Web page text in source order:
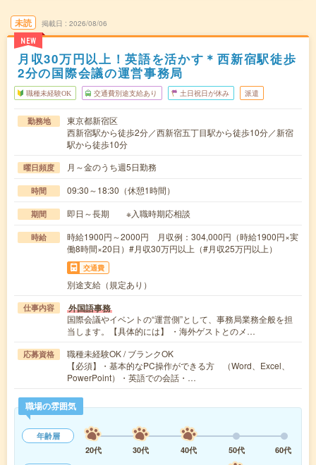
未読
NEW
掲載日 2026/08/06
月収30万円以上！英語を活かす＊西新宿駅徒歩
2分の国際会議の運営事務局
職種未経験OK 交通費別途支給あり 土日祝日が休み 派遣
勤務地
東京都新宿区
西新宿駅から徒歩2分／西新宿五丁目駅から徒歩10分／新宿
駅から徒歩10分
曜日頻度 月～金のうち週5日勤務
時間 09:30～18:30（休憩1時間）
期間 即日～長期 ※入職時期応相談
時給
時給1900円～2000円 月収例：304,000円（時給1900円×実
働8時間×20日）#月収30万円以上（#月収25万円以上）
交通費
別途支給（規定あり）
仕事内容 外国語事務
国際会議やイベントの“運営側”として、事務局業務全般を担
当します。【具体的には】 ・海外ゲストとのメ…
応募資格
職種未経験OK / ブランクOK
【必須】・基本的なPC操作ができる方 （Word、Excel、
PowerPoint）・英語での会話・…
職場の雰囲気
年齢層
20代
30代 40代 50代
60代